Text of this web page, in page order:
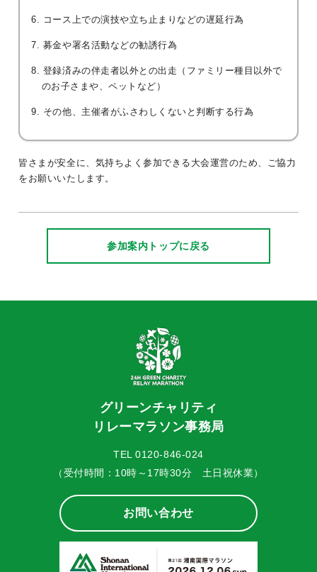
6. コース上での演技や立ち止まりなどの遅延行為
7. 募金や署名活動などの勧誘行為
8. 登録済みの伴走者以外との出走（ファミリー種目以外で
のお子さまや、ペットなど）
9. その他、主催者がふさわしくないと判断する行為
皆さまが安全に、気持ちよく参加できる大会運営のため、ご協力
をお願いいたします。
参加案内トップに戻る
グリーンチャリティ
リレーマラソン事務局
TEL 0120-846-024
（受付時間：10時～17時30分 土日祝休業）
お問い合わせ